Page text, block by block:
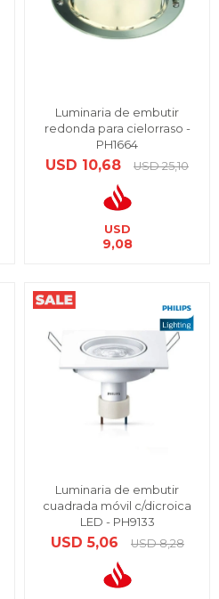
Luminaria de embutir
redonda para cielorraso -
PH1664
USD 10,68 USD 25,10
USD
9,08
Luminaria de embutir
cuadrada móvil c/dicroica
LED - PH9133
USD 5,06 USD 8,28